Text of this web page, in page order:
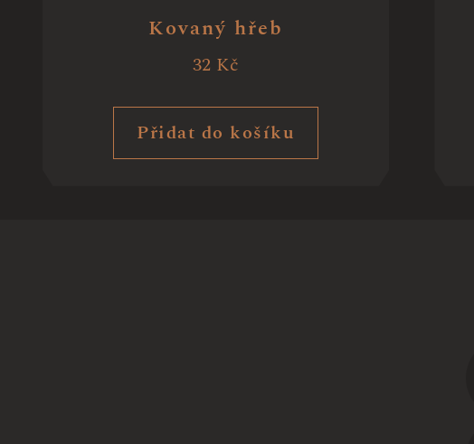
Kovaný hřeb
32 Kč
Přidat do košíku